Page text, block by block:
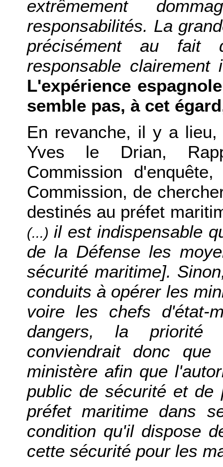
extrêmement
responsabilités. La
précisément au fait
responsable
L'expérience
semble pas, à cet
En revanche, il y a
Yves le Drian,
Commission
Commission, de
destinés au préfet
(...) il est indispensable
de la Défense les
sécurité maritime].
conduits à opérer les
voire les chefs d'état-
dangers, la priorité
conviendrait donc
ministère afin que
public de sécurité et de
préfet maritime dans
condition qu'il dispose
cette sécurité pour les